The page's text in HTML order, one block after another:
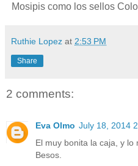
Mosipis como los sellos
Ruthie Lopez at 2:53 PM
Share
2 comments:
Eva Olmo July 18, 2014
El muy bonita la caja, y
Besos.